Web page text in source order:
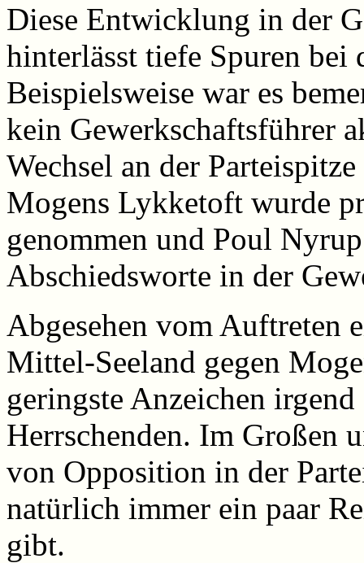
Diese Entwicklung in der
hinterlässt tiefe Spuren bei
Beispielsweise war es
kein Gewerkschaftsführer
Wechsel an der
Mogens Lykketoft wurde
genommen und Poul
Abschiedsworte in der
Abgesehen vom Auftreten
Mittel-Seeland gegen
geringste Anzeichen
Herrschenden. Im Großen
von Opposition in der
natürlich immer ein paar
gibt.